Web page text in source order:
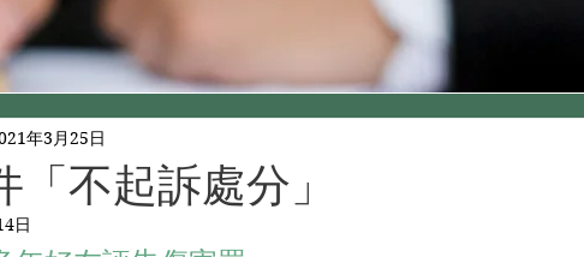
「不起訴處分」
年3月25日
日